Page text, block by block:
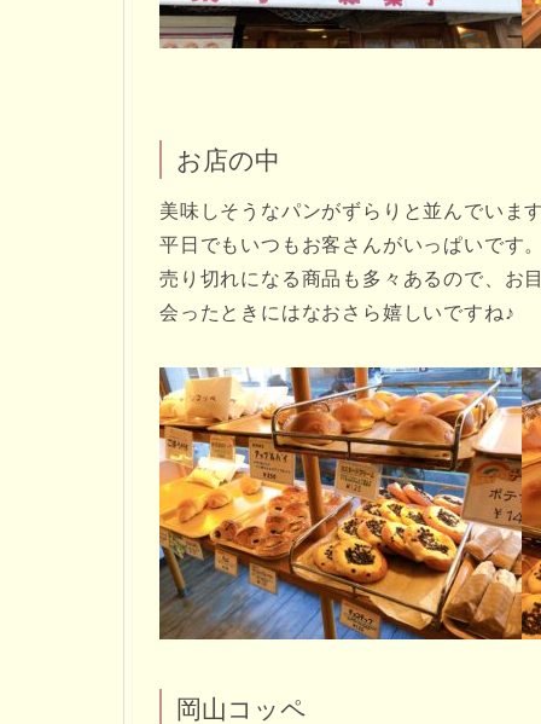
お店の中
美味しそうなパンがずらりと並んでいま
平日でもいつもお客さんがいっぱいです
売り切れになる商品も多々あるので、お
会ったときにはなおさら嬉しいですね♪
岡山コッペ